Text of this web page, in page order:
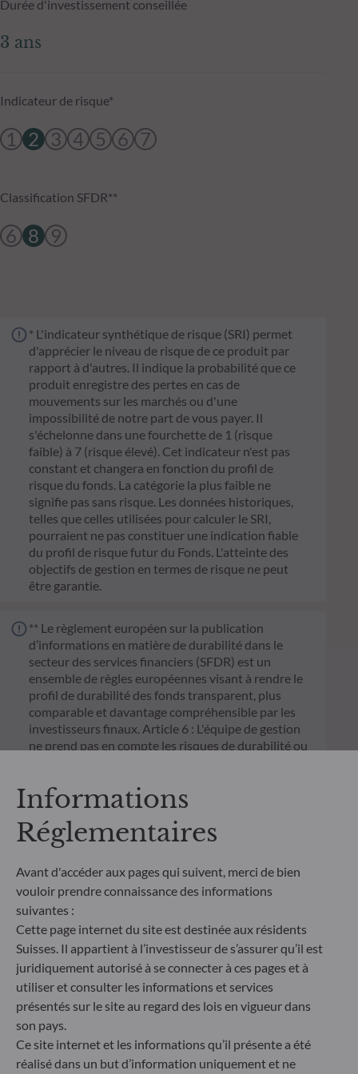
Durée d'investissement conseillée
3 ans
Indicateur de risque*
1 2 3 4 5 6 7
Classification SFDR**
6 8 9
* L'indicateur synthétique de risque (SRI) permet
d'apprécier le niveau de risque de ce produit par
rapport à d'autres. Il indique la probabilité que ce
produit enregistre des pertes en cas de
mouvements sur les marchés ou d'une
impossibilité de notre part de vous payer. Il
s'échelonne dans une fourchette de 1 (risque
faible) à 7 (risque élevé). Cet indicateur n'est pas
constant et changera en fonction du profil de
risque du fonds. La catégorie la plus faible ne
signifie pas sans risque. Les données historiques,
telles que celles utilisées pour calculer le SRI,
pourraient ne pas constituer une indication fiable
du profil de risque futur du Fonds. L'atteinte des
objectifs de gestion en termes de risque ne peut
être garantie.
** Le règlement européen sur la publication
d’informations en matière de durabilité dans le
secteur des services financiers (SFDR) est un
ensemble de règles européennes visant à rendre le
profil de durabilité des fonds transparent, plus
comparable et davantage compréhensible par les
investisseurs finaux. Article 6 : L'équipe de gestion
ne prend pas en compte les risques de durabilité ou
décision d'investissement. Article 8 : L'équipe de
gestion traite les risques de durabilité en intégrant
des critères ESG (Environnement et/ou Social et/ou
Gouvernance) dans son processus de décision
un objectif d'investissement durable strict qui
contribue de manière significative aux défis de la
transition écologique, et traite les risques de
durabilité par le biais de notations fournies par le
fournisseur externe de données ESG de la société
de gestion
Informations
Réglementaires
Avant d'accéder aux pages qui suivent, merci de bien
vouloir prendre connaissance des informations
suivantes :
Cette page internet du site est destinée aux résidents
Suisses. Il appartient à l’investisseur de s’assurer qu’il est
juridiquement autorisé à se connecter à ces pages et à
utiliser et consulter les informations et services
présentés sur le site au regard des lois en vigueur dans
son pays.
Ce site internet et les informations qu’il présente a été
réalisé dans un but d’information uniquement et ne